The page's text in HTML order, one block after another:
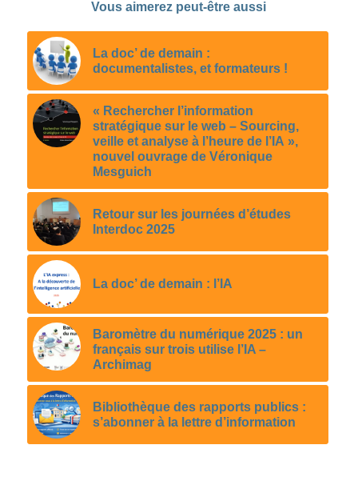
Vous aimerez peut-être aussi
La doc’ de demain :
documentalistes, et formateurs !
« Rechercher l’information
stratégique sur le web – Sourcing,
veille et analyse à l’heure de l’IA »,
nouvel ouvrage de Véronique
Mesguich
Retour sur les journées d’études
Interdoc 2025
La doc’ de demain : l’IA
Baromètre du numérique 2025 : un
français sur trois utilise l’IA –
Archimag
Bibliothèque des rapports publics :
s’abonner à la lettre d’information